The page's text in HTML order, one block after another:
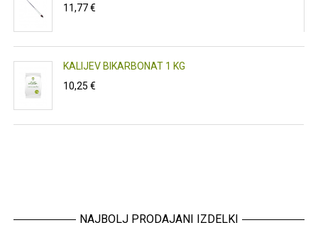
11,77 €
KALIJEV BIKARBONAT 1 KG
10,25 €
NAJBOLJ PRODAJANI IZDELKI